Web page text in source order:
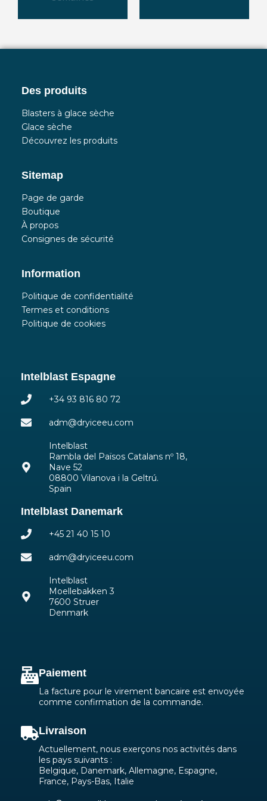
Louez-en
aujourd'hui
Des produits
Blasters à glace sèche
Glace sèche
Découvrez les produits
Sitemap
Page de garde
Boutique
À propos
Consignes de sécurité
Information
Politique de confidentialité
Termes et conditions
Politique de cookies
Intelblast Espagne
+34 93 816 80 72
adm@dryiceeu.com
Intelblast
Rambla del Països Catalans nº 18,
Nave 52
08800 Vilanova i la Geltrú.
Spain
Intelblast Danemark
+45 21 40 15 10
adm@dryiceeu.com
Intelblast
Moellebakken 3
7600 Struer
Denmark
Paiement
La facture pour le virement bancaire est envoyée
comme confirmation de la commande.
Livraison
Actuellement, nous exerçons nos activités dans
les pays suivants :
Belgique, Danemark, Allemagne, Espagne,
France, Pays-Bas, Italie